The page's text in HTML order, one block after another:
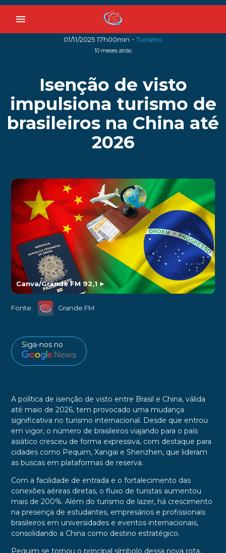
menu
01/11/2025 17h00min -Turismo
10 meses atrás
Isenção de visto
impulsiona turismo de
brasileiros na China até
2026
Canva/Grande FM 92,1►
Fonte: Grande FM
Siga-nos no
A política de isenção de visto entre Brasil e China, válida
até maio de 2026, tem provocado uma mudança
significativa no turismo internacional. Desde que entrou
em vigor, o número de brasileiros viajando para o país
asiático cresceu de forma expressiva, com destaque para
cidades como Pequim, Xangai e Shenzhen, que lideram
as buscas em plataformas de reserva.
Com a facilidade de entrada e o fortalecimento das
conexões aéreas diretas, o fluxo de turistas aumentou
mais de 200%. Além do turismo de lazer, há crescimento
na presença de estudantes, empresários e profissionais
brasileiros em universidades e eventos internacionais,
consolidando a China como destino estratégico.
Pequim se tornou o principal símbolo dessa nova rota,